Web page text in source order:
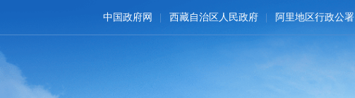
中国政府网 西藏自治区人民政府 阿里地区行政公署